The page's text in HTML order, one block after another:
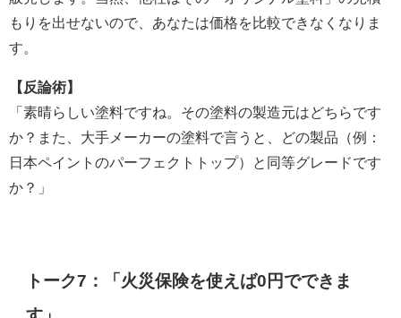
もりを出せないので、あなたは価格を比較できなくなりま
す。
【反論術】
「素晴らしい塗料ですね。その塗料の製造元はどちらです
か？また、大手メーカーの塗料で言うと、どの製品（例：
日本ペイントのパーフェクトトップ）と同等グレードです
か？」
トーク7：「火災保険を使えば0円でできま